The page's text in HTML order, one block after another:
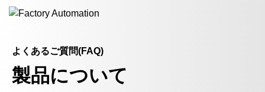
よくあるご質問(FAQ)
製品について